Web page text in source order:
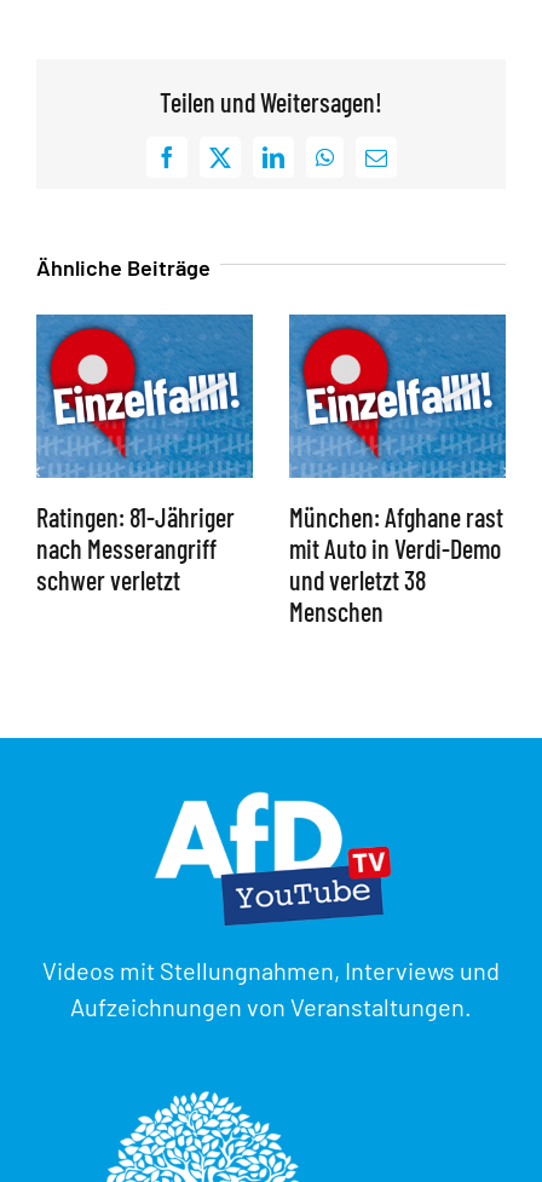
Teilen und Weitersagen!
Facebook
X LinkedInWhatsApp
E-
Ähnliche Beiträge
Ratingen: 81-Jähriger
nach Messerangriff
schwer verletzt
München: Afghane rast
mit Auto in Verdi-Demo
und verletzt 38
Menschen
Videos mit Stellungnahmen, Interviews und
Aufzeichnungen von Veranstaltungen.